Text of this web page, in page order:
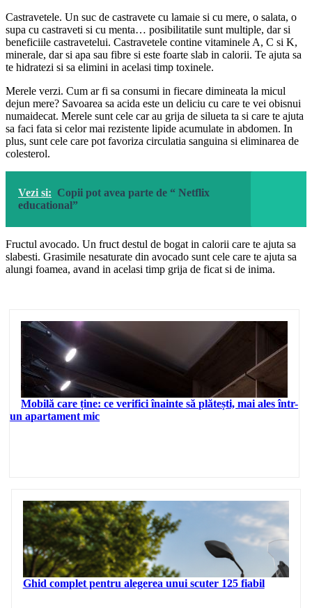
Castravetele. Un suc de castravete cu lamaie si cu mere, o salata, o
supa cu castraveti si cu menta… posibilitatile sunt multiple, dar si
beneficiile castravetelui. Castravetele contine vitaminele A, C si K,
minerale, dar si apa sau fibre si este foarte slab in calorii. Te ajuta sa
te hidratezi si sa elimini in acelasi timp toxinele.
Merele verzi. Cum ar fi sa consumi in fiecare dimineata la micul
dejun mere? Savoarea sa acida este un deliciu cu care te vei obisnui
numaidecat. Merele sunt cele car au grija de silueta ta si care te ajuta
sa faci fata si celor mai rezistente lipide acumulate in abdomen. In
plus, sunt cele care pot favoriza circulatia sanguina si eliminarea de
colesterol.
Vezi si: Copii pot avea parte de “ Netflix
educational”
Fructul avocado. Un fruct destul de bogat in calorii care te ajuta sa
slabesti. Grasimile nesaturate din avocado sunt cele care te ajuta sa
alungi foamea, avand in acelasi timp grija de ficat si de inima.
Mobilă care ține: ce verifici înainte să plătești, mai ales într-
un apartament mic
Ghid complet pentru alegerea unui scuter 125 fiabil